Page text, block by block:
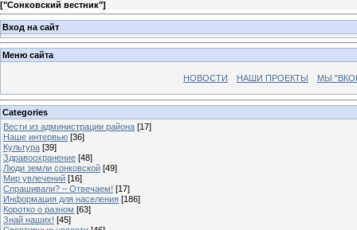
["Сонковский вестник"]
Вход на сайт
Меню сайта
НОВОСТИ НАШИ ПРОЕКТЫ МЫ
Categories
Вести из администрации района [17]
Наше интервью [36]
Культура [39]
Здравоохранение [48]
Люди земли сонковской [49]
Мир увлечений [16]
Спрашивали? – Отвечаем! [17]
Информация для населения [186]
Коротко о разном [63]
Знай наших! [45]